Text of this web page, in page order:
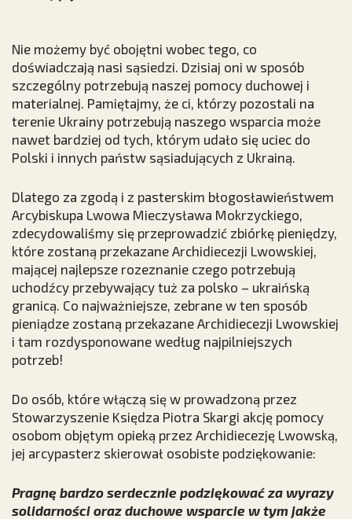
Nie możemy być obojętni wobec tego, co
doświadczają nasi sąsiedzi. Dzisiaj oni w sposób
szczególny potrzebują naszej pomocy duchowej i
materialnej. Pamiętajmy, że ci, którzy pozostali na
terenie Ukrainy potrzebują naszego wsparcia może
nawet bardziej od tych, którym udało się uciec do
Polski i innych państw sąsiadujących z Ukrainą.
Dlatego za zgodą i z pasterskim błogosławieństwem
Arcybiskupa Lwowa Mieczysława Mokrzyckiego,
zdecydowaliśmy się przeprowadzić zbiórkę pieniędzy,
które zostaną przekazane Archidiecezji Lwowskiej,
mającej najlepsze rozeznanie czego potrzebują
uchodźcy przebywający tuż za polsko – ukraińską
granicą. Co najważniejsze, zebrane w ten sposób
pieniądze zostaną przekazane Archidiecezji Lwowskiej
i tam rozdysponowane według najpilniejszych
potrzeb!
Do osób, które włączą się w prowadzoną przez
Stowarzyszenie Księdza Piotra Skargi akcję pomocy
osobom objętym opieką przez Archidiecezję Lwowską,
jej arcypasterz skierował osobiste podziękowanie:
Pragnę bardzo serdecznie podziękować za wyrazy
solidarności oraz duchowe wsparcie w tym jakże